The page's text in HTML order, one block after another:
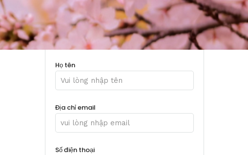
Họ tên
Địa chỉ email
Số điện thoại